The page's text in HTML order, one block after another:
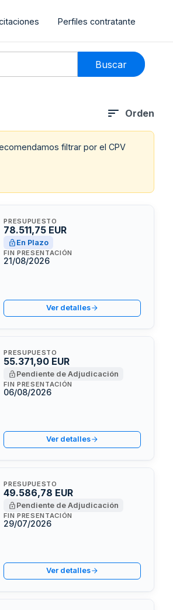
Perfiles contratante
Buscar
Orden
filtrar por el CPV
PRESUPUESTO
78.511,75 EUR
En Plazo
FIN PRESENTACIÓN
21/08/2026
Ver detalles
PRESUPUESTO
55.371,90 EUR
Pendiente de Adjudicación
FIN PRESENTACIÓN
06/08/2026
Ver detalles
PRESUPUESTO
49.586,78 EUR
Pendiente de Adjudicación
FIN PRESENTACIÓN
29/07/2026
Ver detalles